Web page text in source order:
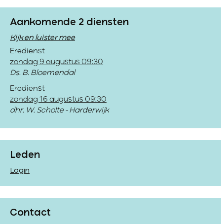
Aankomende 2 diensten
Kijk en luister mee
Eredienst
zondag 9 augustus 09:30
Ds. B. Bloemendal
Eredienst
zondag 16 augustus 09:30
dhr. W. Scholte - Harderwijk
Leden
Login
Contact